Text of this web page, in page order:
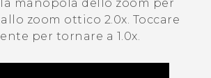
la manopola dello zoom per
zoom ottico 2.0x. Toccare
per tornare a 1.0x.